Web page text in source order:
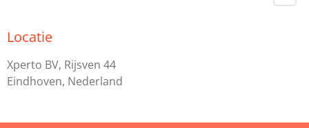
Locatie
Xperto BV, Rijsven 44
Eindhoven, Nederland